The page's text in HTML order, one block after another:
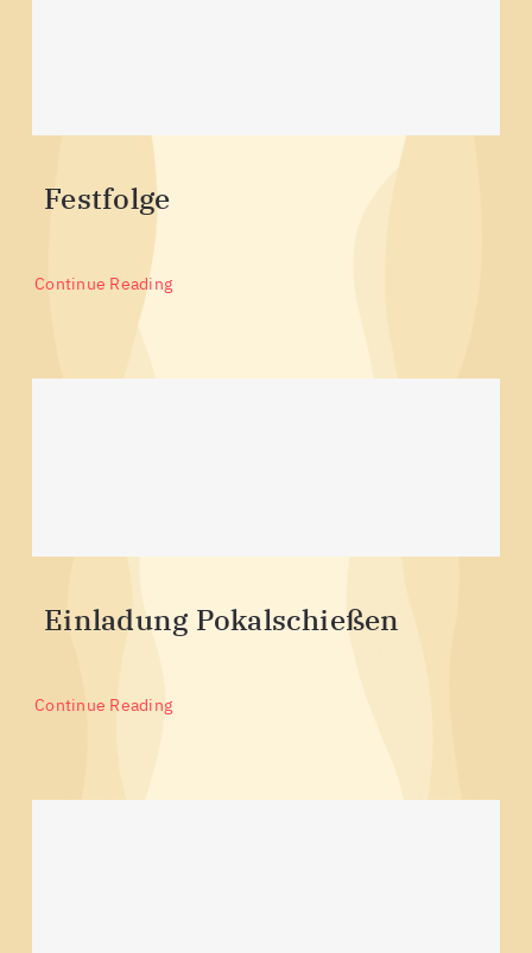
Festfolge
Continue Reading
Einladung Pokalschießen
Continue Reading